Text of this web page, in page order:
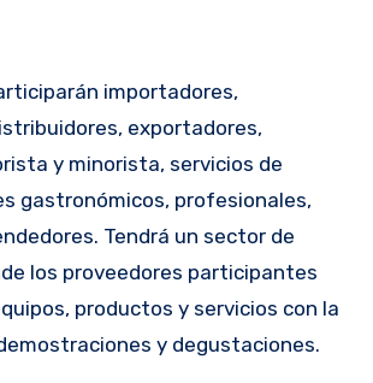
importadores,
exportadores,
y minorista, servicios de
gastronómicos, profesionales,
Tendrá un sector de
los proveedores participantes
productos y servicios con la
y degustaciones.